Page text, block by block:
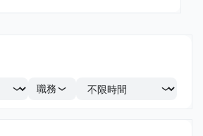
職務